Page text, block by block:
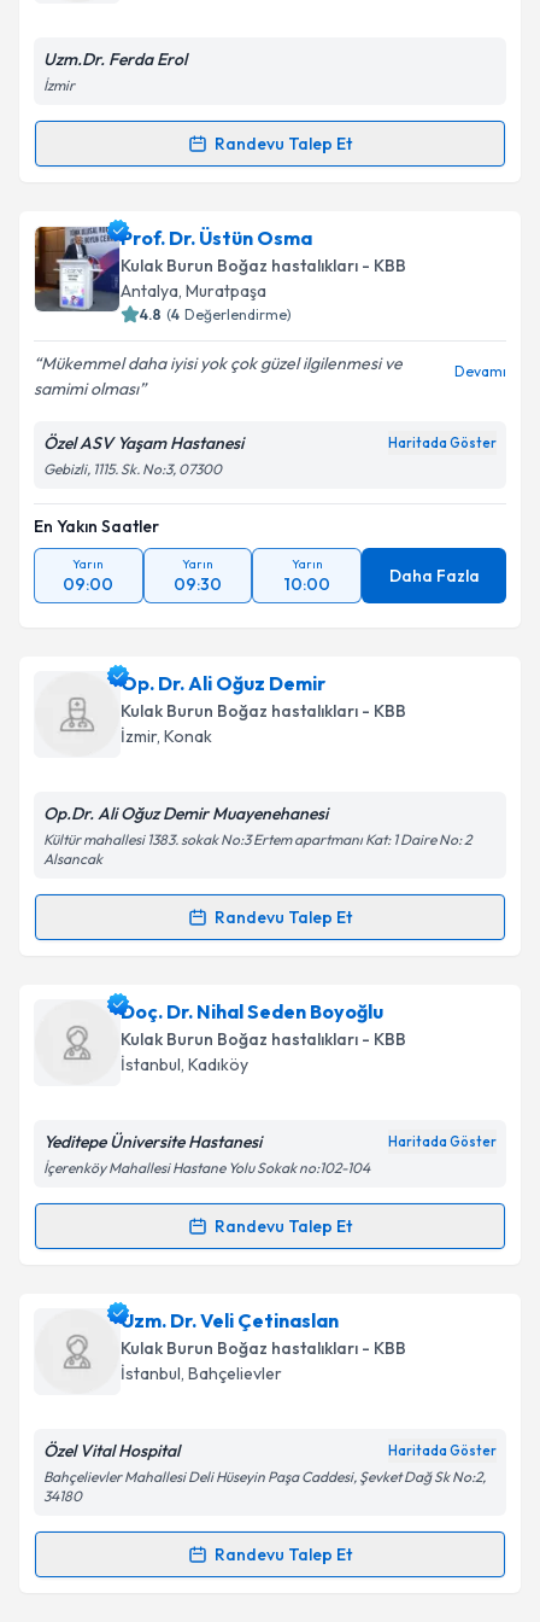
Kişisel verilerimin işlenmesine ilişkinAydınlatma
kapsamda işlenmesini kabul ediyorum.
Takvim Talebini Gönder
Uzm.Dr. Ferda Erol
İzmir
Randevu Talep Et
Randevu Takvimi Talebi
Op. Dr. Ferda Erol Boloğuriçin randevu takvimi
talebi oluşturun. Size bu uzmandan randevu almanız
için bir takvim hazırlandığında e-posta ile
bilgilendireceğiz.
E-posta Adresiniz
Kişisel verilerimin işlenmesine ilişkin
Metni'ni okudum ve kişisel verilerimin belirtilen
kapsamda işlenmesini kabul ediyorum.
Takvim Talebini Gönder
Prof. Dr. Üstün Osma
Kulak Burun Boğaz hastalıkları - KBB
Antalya, Muratpaşa
4.8 (4 Değerlendirme)
Mükemmel daha iyisi yok çok güzel ilgilenmesi ve
samimi olması
Devamı
Özel ASV Yaşam Hastanesi Haritada Göster
Gebizli, 1115. Sk. No:3, 07300
En Yakın Saatler
Yarın
09:00
Yarın
09:30
Yarın
10:00 Daha Fazla
Op. Dr. Ali Oğuz Demir
Kulak Burun Boğaz hastalıkları - KBB
İzmir, Konak
Op.Dr. Ali Oğuz Demir Muayenehanesi
Kültür mahallesi 1383. sokak No:3 Ertem apartmanı Kat: 1 Daire No: 2
Alsancak
Randevu Talep Et
Randevu Takvimi Talebi
Op. Dr. Ali Oğuz Demiriçin randevu takvimi talebi
oluşturun. Size bu uzmandan randevu almanız için bir
takvim hazırlandığında e-posta ile bilgilendireceğiz.
Kişisel verilerimin işlenmesine ilişkin
Metni'ni okudum ve kişisel verilerimin belirtilen
Takvim Talebini Gönder
Doç. Dr. Nihal Seden Boyoğlu
Kulak Burun Boğaz hastalıkları - KBB
İstanbul, Kadıköy
Yeditepe Üniversite Hastanesi Haritada Göster
İçerenköy Mahallesi Hastane Yolu Sokak no:102-104
Randevu Talep Et
Randevu Takvimi Talebi
Doç. Dr. Nihal Seden Boyoğluiçin randevu takvimi
talebi oluşturun. Size bu uzmandan randevu almanız
için bir takvim hazırlandığında e-posta ile
Kişisel verilerimin işlenmesine ilişkin
Metni'ni okudum ve kişisel verilerimin belirtilen
Uzm. Dr. Veli Çetinaslan
Kulak Burun Boğaz hastalıkları - KBB
İstanbul, Bahçelievler
Özel Vital Hospital Haritada Göster
Bahçelievler Mahallesi Deli Hüseyin Paşa Caddesi, Şevket Dağ Sk No:2,
34180
Randevu Talep Et
Randevu Takvimi Talebi